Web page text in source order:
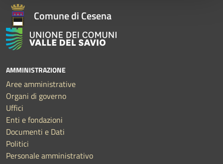
Comune di Cesena
AMMINISTRAZIONE
Aree amministrative
Organi di governo
Uffici
Enti e fondazioni
Documenti e Dati
Politici
Personale amministrativo